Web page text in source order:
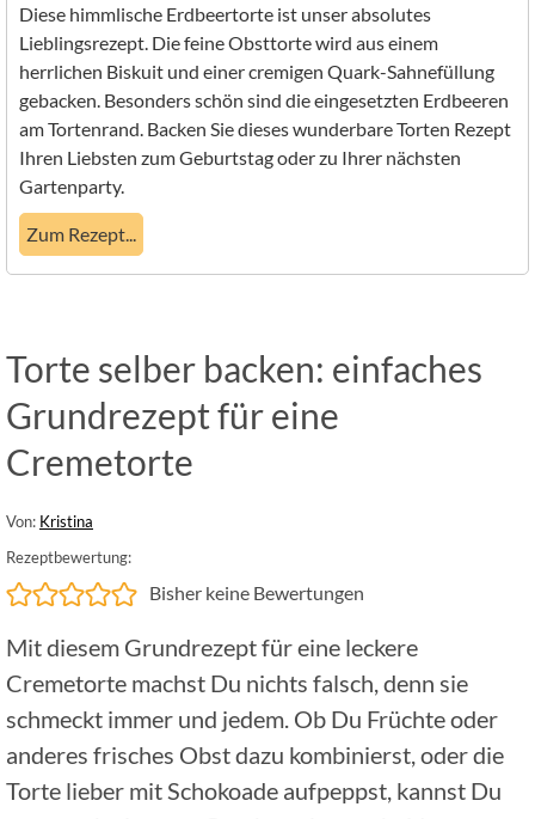
Diese himmlische Erdbeertorte ist unser absolutes
Lieblingsrezept. Die feine Obsttorte wird aus einem
herrlichen Biskuit und einer cremigen Quark-Sahnefüllung
gebacken. Besonders schön sind die eingesetzten Erdbeeren
am Tortenrand. Backen Sie dieses wunderbare Torten Rezept
Ihren Liebsten zum Geburtstag oder zu Ihrer nächsten
Gartenparty.
Zum Rezept...
Torte selber backen: einfaches
Grundrezept für eine
Cremetorte
Von: Kristina
Rezeptbewertung:
Bisher keine Bewertungen
Mit diesem Grundrezept für eine leckere
Cremetorte machst Du nichts falsch, denn sie
schmeckt immer und jedem. Ob Du Früchte oder
anderes frisches Obst dazu kombinierst, oder die
Torte lieber mit Schokoade aufpeppst, kannst Du